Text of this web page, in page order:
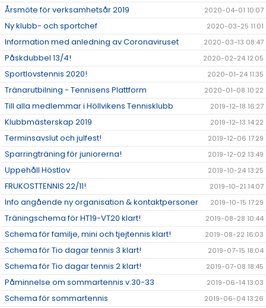
Årsmöte för verksamhetsår 2019 2020-04-01 10:07
Ny klubb- och sportchef 2020-03-25 11:01
Information med anledning av Coronaviruset 2020-03-13 08:47
Påskdubbel 13/4! 2020-02-24 12:05
Sportlovstennis 2020! 2020-01-24 11:35
Tränarutbilning - Tennisens Plattform 2020-01-08 10:22
Till alla medlemmar i Höllvikens Tennisklubb 2019-12-18 16:27
Klubbmästerskap 2019 2019-12-13 14:22
Terminsavslut och julfest! 2019-12-06 17:29
Sparringträning för juniorerna! 2019-12-02 13:49
Uppehåll Höstlov 2019-10-24 13:25
FRUKOSTTENNIS 22/11! 2019-10-21 14:07
Info angående ny organisation & kontaktpersoner 2019-10-15 17:29
Träningschema för HT19-VT20 klart! 2019-08-28 10:44
Schema för familje, mini och tjejtennis klart! 2019-08-22 16:03
Schema för Tio dagar tennis 3 klart! 2019-07-15 18:04
Schema för Tio dagar tennis 2 klart! 2019-07-08 18:45
Påminnelse om sommartennis v.30-33 2019-06-14 13:03
Schema för sommartennis 2019-06-04 13:26